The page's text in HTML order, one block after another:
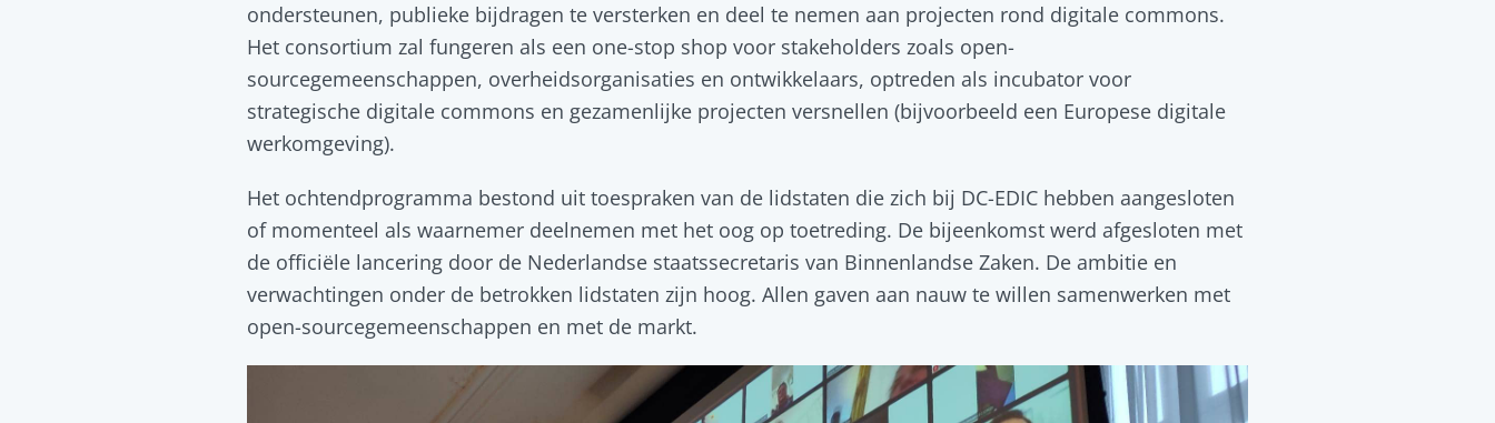
ondersteunen, publieke bijdragen te versterken en deel te nemen aan projecten rond digitale commons.
Het consortium zal fungeren als een one-stop shop voor stakeholders zoals open-
sourcegemeenschappen, overheidsorganisaties en ontwikkelaars, optreden als incubator voor
strategische digitale commons en gezamenlijke projecten versnellen (bijvoorbeeld een Europese digitale
werkomgeving).
Het ochtendprogramma bestond uit toespraken van de lidstaten die zich bij DC-EDIC hebben aangesloten
of momenteel als waarnemer deelnemen met het oog op toetreding. De bijeenkomst werd afgesloten met
de officiële lancering door de Nederlandse staatssecretaris van Binnenlandse Zaken. De ambitie en
verwachtingen onder de betrokken lidstaten zijn hoog. Allen gaven aan nauw te willen samenwerken met
open-sourcegemeenschappen en met de markt.